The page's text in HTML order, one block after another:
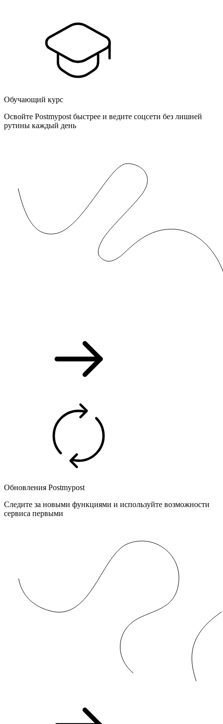
Обучающий курс
Освойте Postmypost быстрее и ведите соцсети без лишней
рутины каждый день
Обновления Postmypost
Следите за новыми функциями и используйте возможности
сервиса первыми